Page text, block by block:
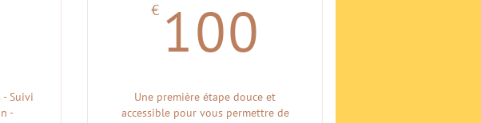
- Suivi
-
€
100
Une première étape douce et
accessible pour vous permettre de